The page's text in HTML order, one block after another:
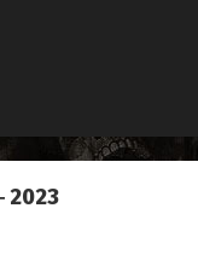
2023